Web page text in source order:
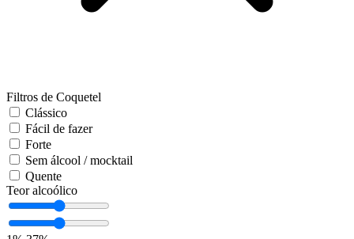
Filtros de Coquetel
Clássico
Fácil de fazer
Forte
Sem álcool / mocktail
Quente
Teor alcoólico